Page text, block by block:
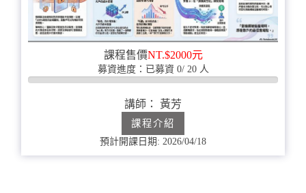
課程售價NT.$2000元
募資進度：已募資 0/ 20 人
0%
講師： 黃芳
課程介紹
預計開課日期: 2026/04/18